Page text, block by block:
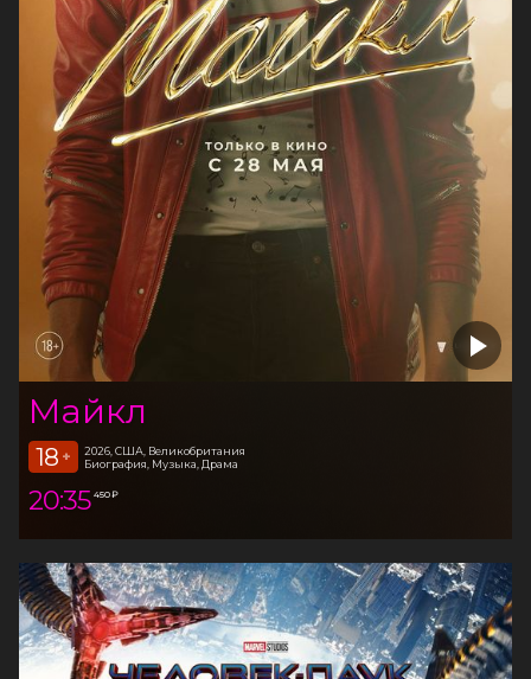
Майкл
18 +
2026, США, Великобритания
Биография, Музыка, Драма
20:35 450 ₽